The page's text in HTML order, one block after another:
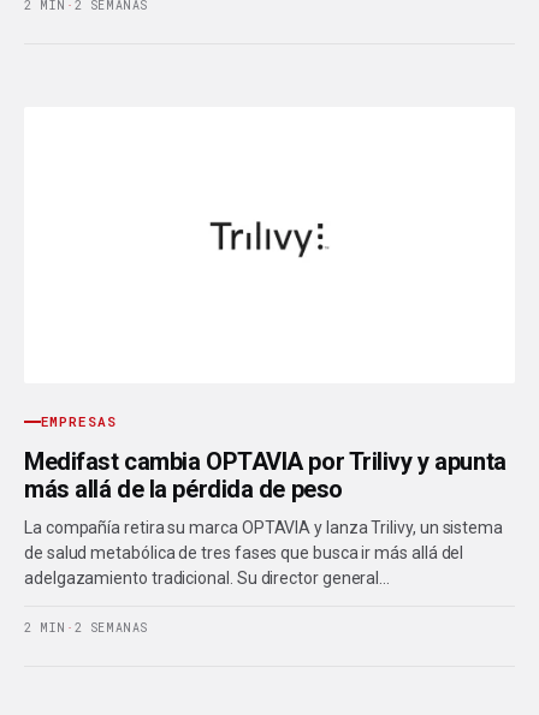
2 MIN · 2 SEMANAS
EMPRESAS
Medifast cambia OPTAVIA por Trilivy y apunta
más allá de la pérdida de peso
La compañía retira su marca OPTAVIA y lanza Trilivy, un sistema
de salud metabólica de tres fases que busca ir más allá del
adelgazamiento tradicional. Su director general…
2 MIN · 2 SEMANAS